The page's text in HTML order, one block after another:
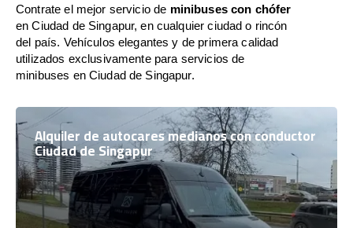
Contrate el mejor servicio de minibuses con chófer
en Ciudad de Singapur, en cualquier ciudad o rincón
del país. Vehículos elegantes y de primera calidad
utilizados exclusivamente para servicios de
minibuses en Ciudad de Singapur.
Alquiler de autocares medianos con conductor
Ciudad de Singapur